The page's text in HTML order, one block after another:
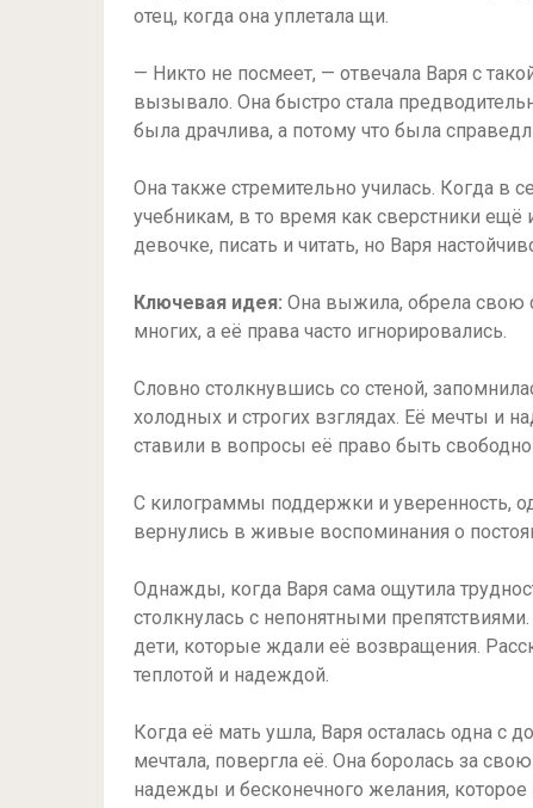
отец, когда она уплетала щи.
— Никто не посмеет, — отвечала Варя с
вызывало. Она быстро стала
была драчлива, а потому что была
Она также стремительно училась. Когда в
учебникам, в то время как сверстники
девочке, писать и читать, но Варя
Ключевая идея: Она выжила, обрела свою
многих, а её права часто игнорировались.
Словно столкнувшись со стеной,
холодных и строгих взглядах. Её мечты и
ставили в вопросы её право быть
С килограммы поддержки и уверенность,
вернулись в живые воспоминания о
Однажды, когда Варя сама ощутила
столкнулась с непонятными
дети, которые ждали её возвращения.
теплотой и надеждой.
Когда её мать ушла, Варя осталась одна с
мечтала, повергла её. Она боролась за
надежды и бесконечного желания,